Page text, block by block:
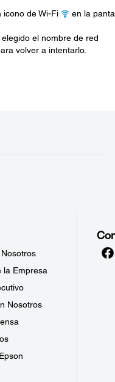
de Wi-Fi
en la
el nombre de red
volver a intentarlo.
la Empresa
Nosotros